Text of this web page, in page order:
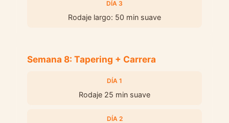
DÍA 3
Rodaje largo: 50 min suave
Semana 8: Tapering + Carrera
DÍA 1
Rodaje 25 min suave
DÍA 2